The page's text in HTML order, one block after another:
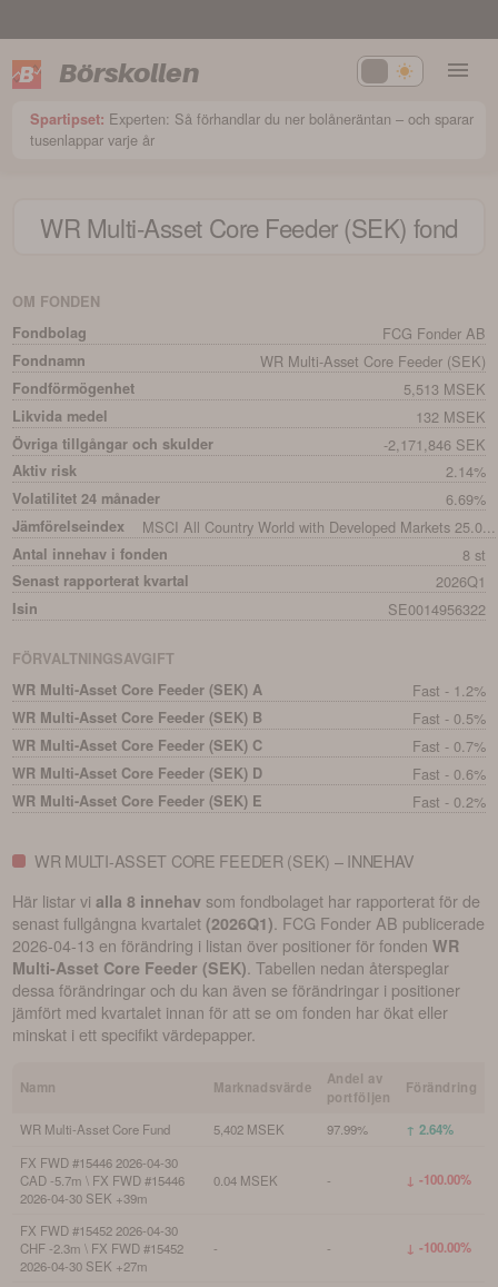
Börskollen
Spartipset: Experten: Så förhandlar du ner bolåneräntan – och sparar
tusenlappar varje år
WR Multi-Asset Core Feeder (SEK) fond
OM FONDEN
Fondbolag
FCG Fonder AB
Fondnamn WR Multi-Asset Core Feeder (SEK)
Fondförmögenhet 5,513 MSEK
Likvida medel 132 MSEK
Övriga tillgångar och skulder -2,171,846 SEK
Aktiv risk 2.14%
Volatilitet 24 månader 6.69%
Jämförelseindex MSCI All Country World with Developed Markets 25.0...
Antal innehav i fonden 8 st
Senast rapporterat kvartal 2026Q1
Isin SE0014956322
FÖRVALTNINGSAVGIFT
WR Multi-Asset Core Feeder (SEK) A
Fast - 1.2%
WR Multi-Asset Core Feeder (SEK) B Fast - 0.5%
WR Multi-Asset Core Feeder (SEK) C Fast - 0.7%
WR Multi-Asset Core Feeder (SEK) D Fast - 0.6%
WR Multi-Asset Core Feeder (SEK) E Fast - 0.2%
WR MULTI-ASSET CORE FEEDER (SEK) – INNEHAV
Här listar vialla 8 innehav som fondbolaget har rapporterat för de
senast fullgångna kvartalet (2026Q1). FCG Fonder AB publicerade
2026-04-13 en förändring i listan över positioner för fondenWR
Multi-Asset Core Feeder (SEK). Tabellen nedan återspeglar
dessa förändringar och du kan även se förändringar i positioner
jämfört med kvartalet innan för att se om fonden har ökat eller
minskat i ett specifikt värdepapper.
Namn Marknadsvärde
Andel av
portföljen
Förändring
WR Multi-Asset Core Fund 5,402 MSEK 97.99% ↑ 2.64%
FX FWD #15446 2026-04-30
CAD -5.7m \ FX FWD #15446
2026-04-30 SEK +39m
0.04 MSEK - ↓ -100.00%
FX FWD #15452 2026-04-30
CHF -2.3m \ FX FWD #15452
2026-04-30 SEK +27m
- - ↓ -100.00%